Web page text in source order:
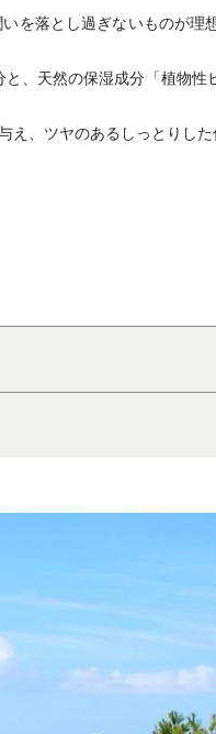
を落とし過ぎないものが
、天然の保湿成分「植物
、ツヤのあるしっとりした